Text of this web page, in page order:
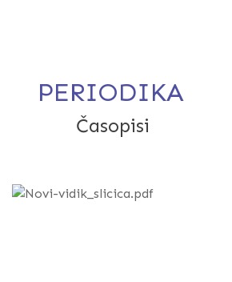
ga putem opcije
Download
PERIODIKA
Časopisi